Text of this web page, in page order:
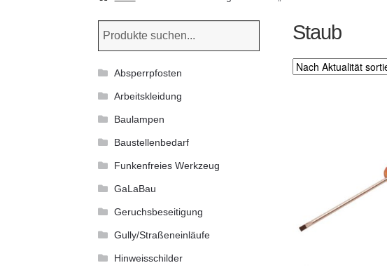
Staub
Absperrpfosten
Arbeitskleidung
Baulampen
Baustellenbedarf
Funkenfreies Werkzeug
GaLaBau
Geruchsbeseitigung
Gully/Straßeneinläufe
Hinweisschilder